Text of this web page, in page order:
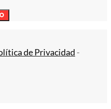
de Privacidad -